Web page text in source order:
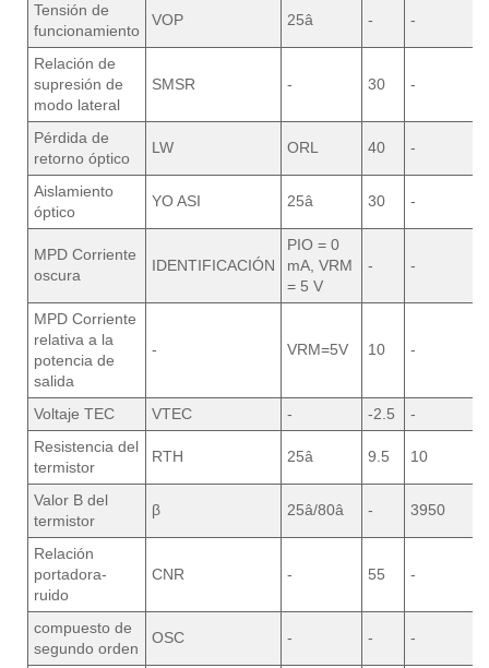
Tensión de
funcionamiento
VOP 25â - -
Relación de
supresión de
modo lateral
SMSR - 30 -
Pérdida de
retorno óptico
LW ORL 40 -
Aislamiento
óptico
YO ASI 25â 30 -
MPD Corriente
oscura
IDENTIFICACIÓN
PIO = 0
mA, VRM
= 5 V
- -
MPD Corriente
relativa a la
potencia de
salida
- VRM=5V 10 -
Voltaje TEC VTEC - -2.5
-
Resistencia del
termistor
RTH 25â 9.5 10
Valor B del
termistor
β 25â/80â - 3950
Relación
portadora-
ruido
CNR - 55 -
compuesto de
segundo orden
OSC - - -